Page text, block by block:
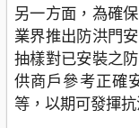
另一方面，為確
業界推出防洪門
抽樣對已安裝之
供商戶參考正確
等，以期可發揮